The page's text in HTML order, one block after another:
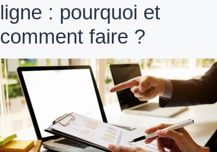
ligne : pourquoi et
comment faire ?